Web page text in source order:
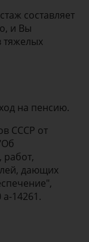
составляет
и Вы
тяжелых
на пенсию.
СССР от
работ,
дающих
14261.